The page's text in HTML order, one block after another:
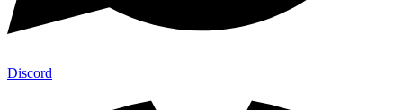
Discord